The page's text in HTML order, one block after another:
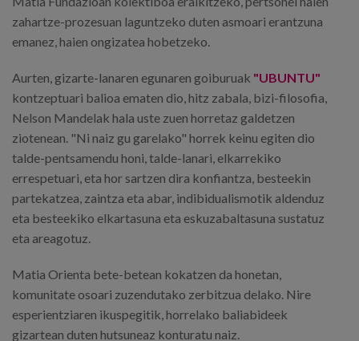
zahartze-prozesuan laguntzeko duten asmoari erantzuna
emanez, haien ongizatea hobetzeko.
Aurten, gizarte-lanaren egunaren goiburuak "UBUNTU"
kontzeptuari balioa ematen dio, hitz zabala, bizi-filosofia,
Nelson Mandelak hala uste zuen horretaz galdetzen
ziotenean. "Ni naiz gu garelako" horrek keinu egiten dio
talde-pentsamendu honi, talde-lanari, elkarrekiko
errespetuari, eta hor sartzen dira konfiantza, besteekin
partekatzea, zaintza eta abar, indibidualismotik aldenduz
eta besteekiko elkartasuna eta eskuzabaltasuna sustatuz
eta areagotuz.
Matia Orienta bete-betean kokatzen da honetan,
komunitate osoari zuzendutako zerbitzua delako. Nire
esperientziaren ikuspegitik, horrelako baliabideek
gizartean duten hutsuneaz konturatu naiz.